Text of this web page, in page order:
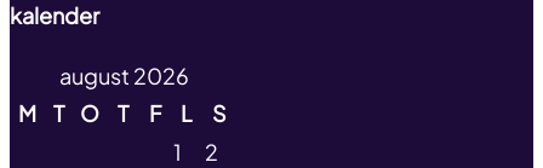
kalender
august 2026
M
T O T F L
S
1
2